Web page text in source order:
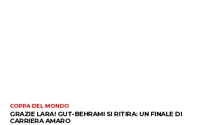
COPPA DEL MONDO
GRAZIE LARA! GUT-BEHRAMI SI RITIRA: UN FINALE DI
CARRIERA AMARO